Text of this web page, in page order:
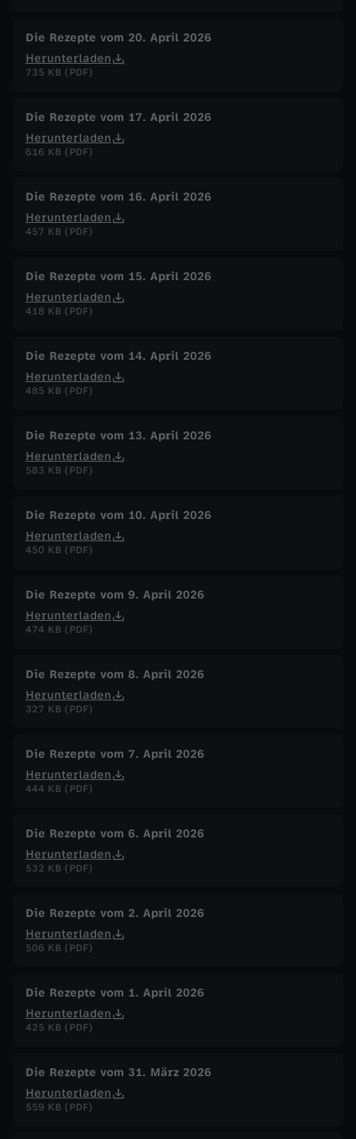
Die Rezepte vom 20. April 2026
Herunterladen
735 KB (PDF)
Die Rezepte vom 17. April 2026
Herunterladen
616 KB (PDF)
Die Rezepte vom 16. April 2026
Herunterladen
457 KB (PDF)
Die Rezepte vom 15. April 2026
Herunterladen
418 KB (PDF)
Die Rezepte vom 14. April 2026
Herunterladen
485 KB (PDF)
Die Rezepte vom 13. April 2026
Herunterladen
583 KB (PDF)
Die Rezepte vom 10. April 2026
Herunterladen
450 KB (PDF)
Die Rezepte vom 9. April 2026
Herunterladen
474 KB (PDF)
Die Rezepte vom 8. April 2026
Herunterladen
327 KB (PDF)
Die Rezepte vom 7. April 2026
Herunterladen
444 KB (PDF)
Die Rezepte vom 6. April 2026
Herunterladen
532 KB (PDF)
Die Rezepte vom 2. April 2026
Herunterladen
506 KB (PDF)
Die Rezepte vom 1. April 2026
Herunterladen
425 KB (PDF)
Die Rezepte vom 31. März 2026
Herunterladen
559 KB (PDF)